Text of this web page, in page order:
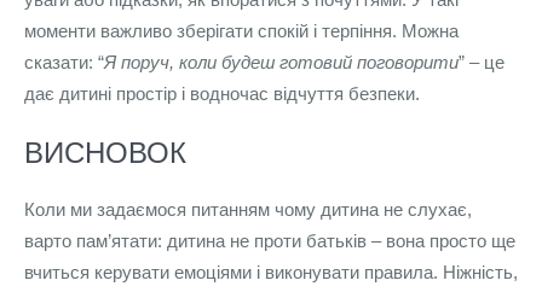
моменти важливо зберігати спокій і терпіння. Можна
сказати: “Я поруч, коли будеш готовий поговорити” – це
дає дитині простір і водночас відчуття безпеки.
ВИСНОВОК
Коли ми задаємося питанням чому дитина не слухає,
варто пам’ятати: дитина не проти батьків – вона просто ще
вчиться керувати емоціями і виконувати правила. Ніжність,